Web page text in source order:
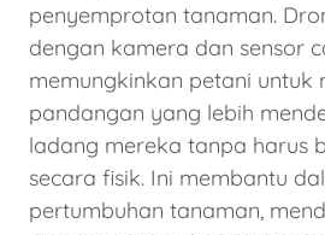
penyemprotan tanaman.
dengan kamera dan sensor
memungkinkan petani untuk
pandangan yang lebih
ladang mereka tanpa harus
secara fisik. Ini membantu
pertumbuhan tanaman,